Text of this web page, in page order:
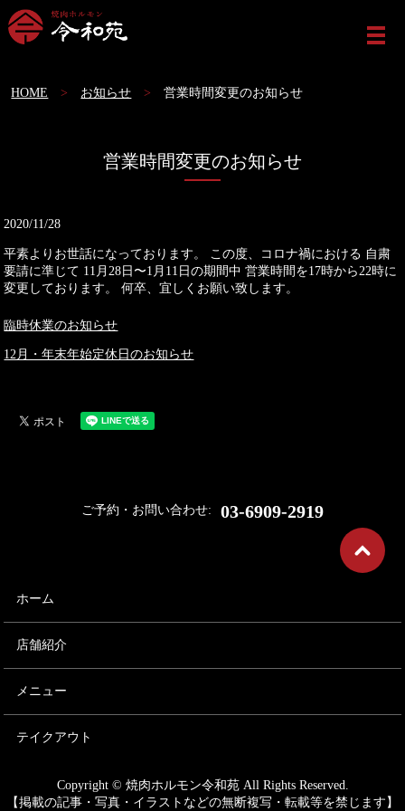
HOME お知らせ 営業時間変更のお知らせ
営業時間変更のお知らせ
2020/11/28
平素よりお世話になっております。 この度、コロナ禍における 自粛
要請に準じて 11月28日〜1月11日の期間中 営業時間を17時から22時に
変更しております。 何卒、宜しくお願い致します。
臨時休業のお知らせ
12月・年末年始定休日のお知らせ
ご予約・お問い合わせ: 03-6909-2919
ホーム
店舗紹介
メニュー
テイクアウト
Copyright © 焼肉ホルモン令和苑 All Rights Reserved.
【掲載の記事・写真・イラストなどの無断複写・転載等を禁じます】